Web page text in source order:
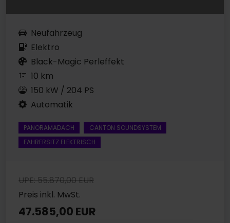
Neufahrzeug
Elektro
Black-Magic Perleffekt
10 km
150 kW / 204 PS
Automatik
PANORAMADACH
CANTON SOUNDSYSTEM
FAHRERSITZ ELEKTRISCH
UPE: 55.870,00 EUR
Preis inkl. MwSt.
47.585,00 EUR